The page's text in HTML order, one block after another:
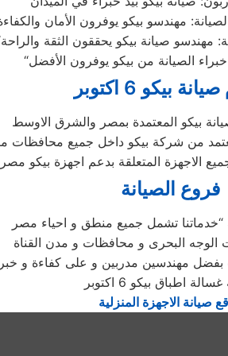
بيكو 6 اكتوبر
بيكو المعتمدة بمصر والشرق الاوسط
من شركة بيكو داخل جميع محافظات
الاجهزة المتعلقة بدعم اجهزة بيكو مصر
فروع الصيانة
“خدماتنا تشمل جميع منطق و احياء مصر
البحرى و محافظات و مدن القناة
اطباق بيكو 6 اكتوبر
صيانة الاجهزة المنزلية